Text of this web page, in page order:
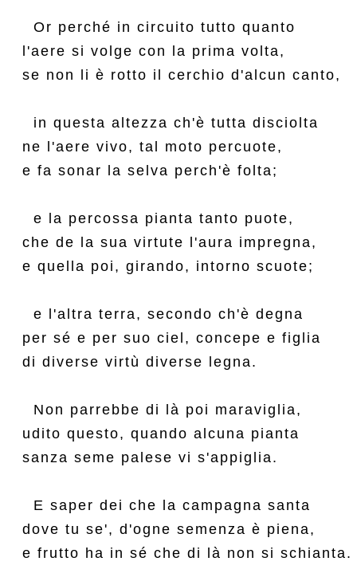
  Or perché in circuito tutto quanto
l'aere si volge con la prima volta,
se non li è rotto il cerchio d'alcun canto,
  in questa altezza ch'è tutta disciolta
ne l'aere vivo, tal moto percuote,
e fa sonar la selva perch'è folta;
  e la percossa pianta tanto puote,
che de la sua virtute l'aura impregna,
e quella poi, girando, intorno scuote;
  e l'altra terra, secondo ch'è degna
per sé e per suo ciel, concepe e figlia
di diverse virtù diverse legna.
  Non parrebbe di là poi maraviglia,
udito questo, quando alcuna pianta
sanza seme palese vi s'appiglia.
  E saper dei che la campagna santa
dove tu se', d'ogne semenza è piena,
e frutto ha in sé che di là non si schianta.